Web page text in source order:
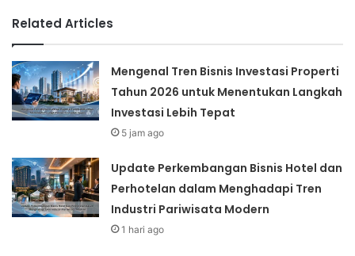
Related Articles
Mengenal Tren Bisnis Investasi Properti
Tahun 2026 untuk Menentukan Langkah
Investasi Lebih Tepat
5 jam ago
Update Perkembangan Bisnis Hotel dan
Perhotelan dalam Menghadapi Tren
Industri Pariwisata Modern
1 hari ago